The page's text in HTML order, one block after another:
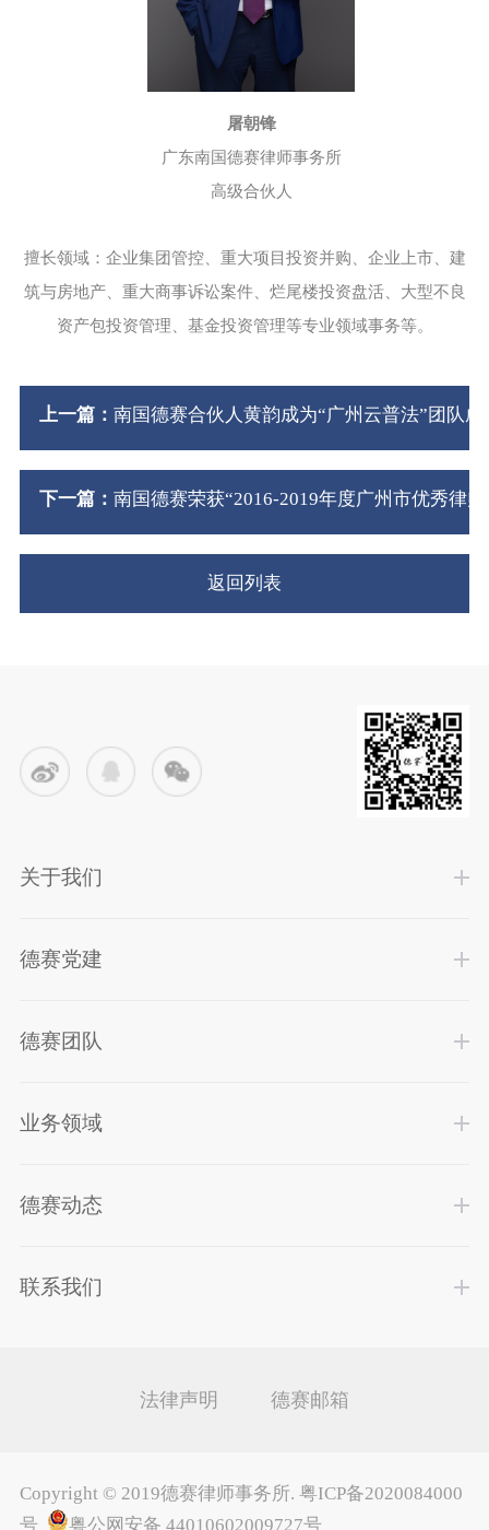
屠朝锋
广东南国德赛律师事务所
高级合伙人
擅长领域：企业集团管控、重大项目投资并购、企业上市、建
筑与房地产、重大商事诉讼案件、烂尾楼投资盘活、大型不良
资产包投资管理、基金投资管理等专业领域事务等。
上一篇： 南国德赛合伙人黄韵成为“广州云普法”团队成
下一篇： 南国德赛荣获“2016-2019年度广州市优秀律
返回列表
关于我们
德赛党建
德赛团队
业务领域
德赛动态
联系我们
法律声明 德赛邮箱
Copyright © 2019德赛律师事务所. 粤ICP备2020084000
号
粤公网安备 44010602009727号